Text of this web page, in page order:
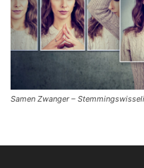
Samen Zwanger –